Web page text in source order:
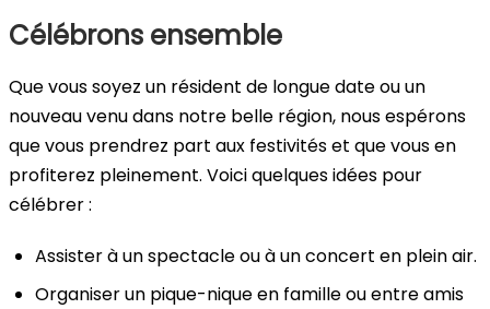
Célébrons ensemble
Que vous soyez un résident de longue date ou un
nouveau venu dans notre belle région, nous espérons
que vous prendrez part aux festivités et que vous en
profiterez pleinement. Voici quelques idées pour
célébrer :
Assister à un spectacle ou à un concert en plein air.
Organiser un pique-nique en famille ou entre amis